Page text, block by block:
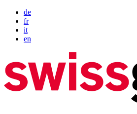
de
fr
it
en